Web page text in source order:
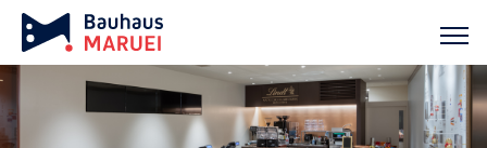
ホーム 実績紹介 chevron_right